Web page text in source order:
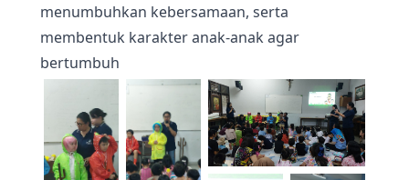
menumbuhkan kebersamaan, serta
membentuk karakter anak-anak agar
bertumbuh